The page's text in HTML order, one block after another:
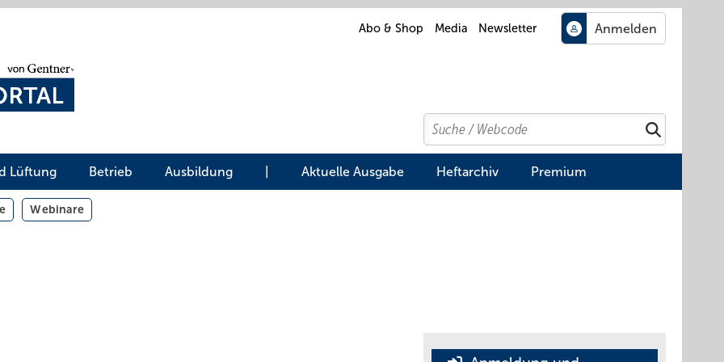
Abo & Shop Media Newsletter
Search
Suchen
Lüftung Betrieb Ausbildung Aktuelle Ausgabe Heftarchiv Premium
Webinare